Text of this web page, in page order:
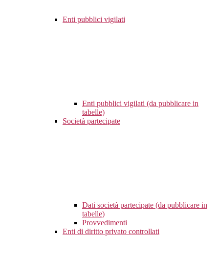
Enti pubblici vigilati
Enti pubblici vigilati (da pubblicare in
tabelle)
Società partecipate
Dati società partecipate (da pubblicare in
tabelle)
Provvedimenti
Enti di diritto privato controllati